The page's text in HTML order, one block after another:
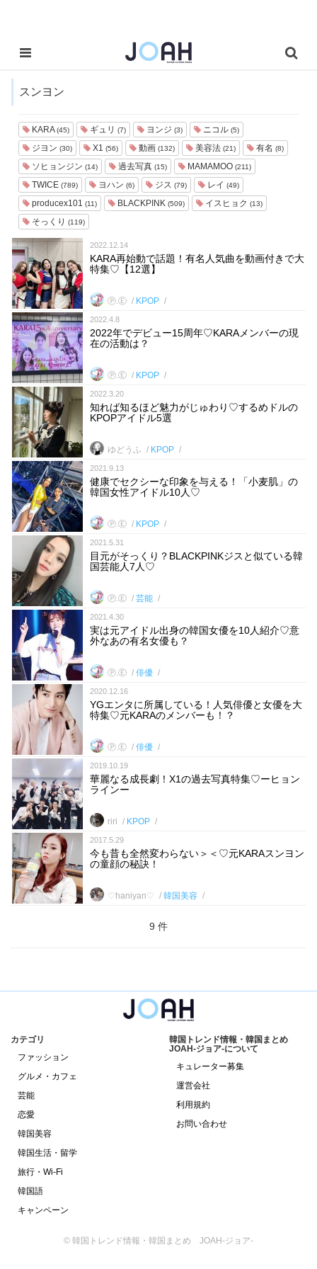
スンヨン
KARA(45) ギュリ (7) ヨンジ (3) ニコル (5)
ジヨン (30) X1 (56) 動画 (132) 美容法 (21) 有名 (8)
ソヒョンジン (14) 過去写真 (15) MAMAMOO (211)
TWICE (789) ヨハン (6) ジス (79) レイ (49)
producex101 (11) BLACKPINK (509) イスヒョク (13)
そっくり (119)
2022.12.14
KARA再始動で話題！有名人気曲を動画付きで大
特集♡【12選】
Ⓟ.Ⓔ KPOP
2022.4.8
2022年でデビュー15周年♡KARAメンバーの現
在の活動は？
Ⓟ.Ⓔ KPOP
2022.3.20
知れば知るほど魅力がじゅわり♡するめドルの
KPOPアイドル5選
ゆどうふ KPOP
2021.9.13
健康でセクシーな印象を与える！「小麦肌」の
韓国女性アイドル10人♡
Ⓟ.Ⓔ KPOP
2021.5.31
目元がそっくり？BLACKPINKジスと似ている韓
国芸能人7人♡
Ⓟ.Ⓔ 芸能
2021.4.30
実は元アイドル出身の韓国女優を10人紹介♡意
外なあの有名女優も？
Ⓟ.Ⓔ 俳優
2020.12.16
YGエンタに所属している！人気俳優と女優を大
特集♡元KARAのメンバーも！？
Ⓟ.Ⓔ 俳優
2019.10.19
華麗なる成長劇！X1の過去写真特集♡ーヒョン
ラインー
riri KPOP
2017.5.29
今も昔も全然変わらない＞＜♡元KARAスンヨン
の童顔の秘訣！
♡haniyan♡ 韓国美容
9 件
カテゴリ
ファッション
グルメ・カフェ
芸能
恋愛
韓国美容
韓国生活・留学
旅行・Wi-Fi
韓国語
キャンペーン
韓国トレンド情報・韓国まとめ
JOAH-ジョア-について
キュレーター募集
運営会社
利用規約
お問い合わせ
© 韓国トレンド情報・韓国まとめ JOAH-ジョア-